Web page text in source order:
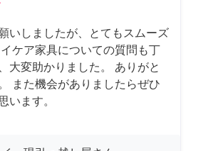
いしましたが、とてもスムーズ
ケア家具についての質問も丁
大変助かりました。 ありがと
また機会がありましたらぜひ
います。